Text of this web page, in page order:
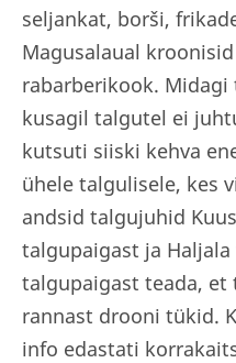
seljankat, borši,
Magusalaual
rabarberikook.
kusagil talgutel ei
kutsuti siiski kehva
ühele talgulisele, kes
andsid talgujuhid
talgupaigast ja
talgupaigast teada,
rannast drooni tükid.
info edastati